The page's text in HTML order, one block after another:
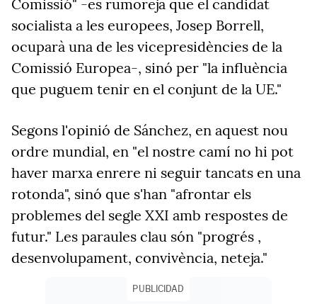
Comissió" -es rumoreja que el candidat
socialista a les europees, Josep Borrell,
ocuparà una de les vicepresidències de la
Comissió Europea-, sinó per "la influència
que puguem tenir en el conjunt de la UE."
Segons l'opinió de Sánchez, en aquest nou
ordre mundial, en "el nostre camí no hi pot
haver marxa enrere ni seguir tancats en una
rotonda", sinó que s'han "afrontar els
problemes del segle XXI amb respostes de
futur." Les paraules clau són "progrés ,
desenvolupament, convivència, neteja."
PUBLICIDAD